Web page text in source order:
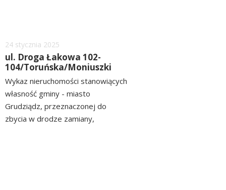
Dodano
24 stycznia 2025
ul. Droga Łakowa 102-
104/Toruńska/Moniuszki
Wykaz nieruchomości stanowiących
własność gminy - miasto
Grudziądz, przeznaczonej do
zbycia w drodze zamiany,